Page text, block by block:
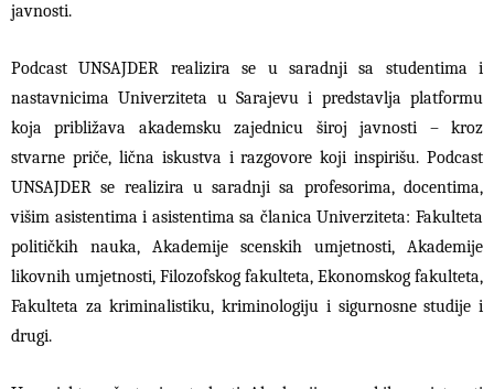
javnosti.
Podcast UNSAJDER realizira se u saradnji sa studentima i
nastavnicima Univerziteta u Sarajevu i predstavlja platformu
koja približava akademsku zajednicu široj javnosti – kroz
stvarne priče, lična iskustva i razgovore koji inspirišu. Podcast
UNSAJDER se realizira u saradnji sa profesorima, docentima,
višim asistentima i asistentima sa članica Univerziteta: Fakulteta
političkih nauka, Akademije scenskih umjetnosti, Akademije
likovnih umjetnosti, Filozofskog fakulteta, Ekonomskog fakulteta,
Fakulteta za kriminalistiku, kriminologiju i sigurnosne studije i
drugi.